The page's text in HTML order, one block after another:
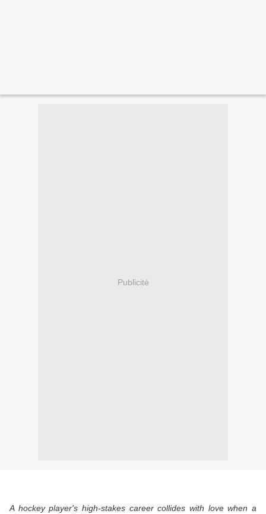
Publicité
A hockey player's high-stakes career collides with love when a